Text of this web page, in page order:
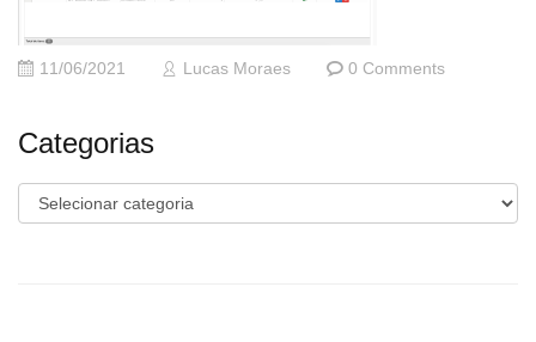
11/06/2021 Lucas Moraes 0 Comments
Categorias
Categorias